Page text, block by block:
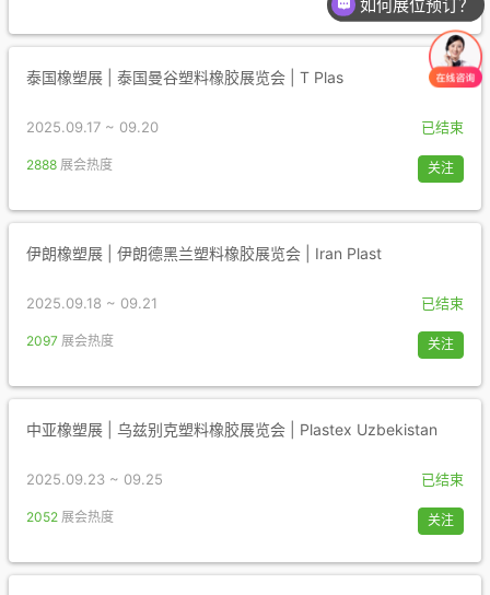
泰国橡塑展 | 泰国曼谷塑料橡胶展览会 | T Plas
2025.09.17 ~ 09.20 已结束
2888 展会热度 关注
伊朗橡塑展 | 伊朗德黑兰塑料橡胶展览会 | Iran Plast
2025.09.18 ~ 09.21 已结束
2097 展会热度 关注
中亚橡塑展 | 乌兹别克塑料橡胶展览会 | Plastex Uzbekistan
2025.09.23 ~ 09.25 已结束
2052 展会热度 关注
如何展位预订？